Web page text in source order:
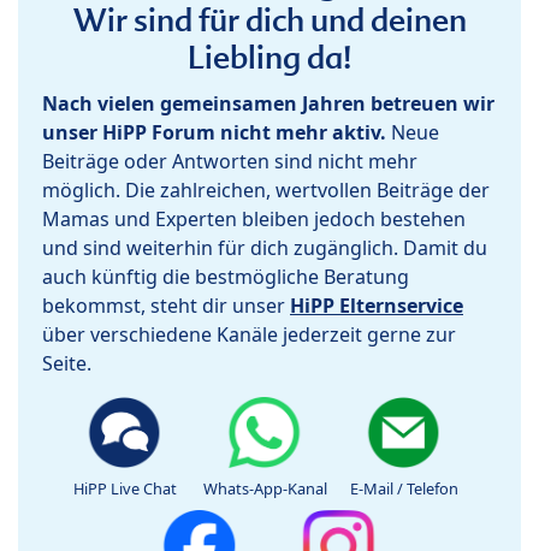
Wir sind für dich und deinen
Liebling da!
Nach vielen gemeinsamen Jahren betreuen wir
unser HiPP Forum nicht mehr aktiv. Neue
Beiträge oder Antworten sind nicht mehr
möglich. Die zahlreichen, wertvollen Beiträge der
Mamas und Experten bleiben jedoch bestehen
und sind weiterhin für dich zugänglich. Damit du
auch künftig die bestmögliche Beratung
bekommst, steht dir unser HiPP Elternservice
über verschiedene Kanäle jederzeit gerne zur
Seite.
HiPP Live Chat Whats-App-Kanal E-Mail / Telefon